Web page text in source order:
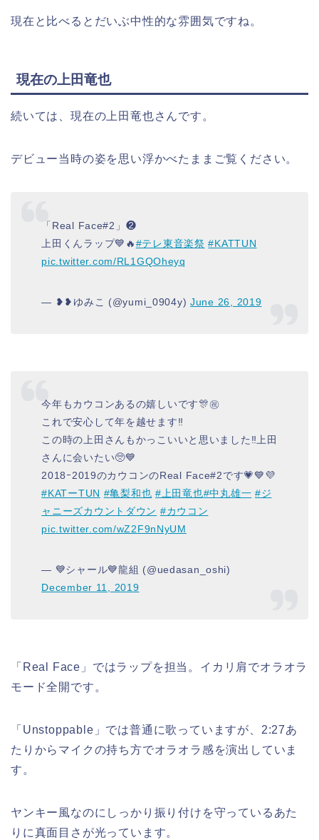
現在と比べるとだいぶ中性的な雰囲気ですね。
現在の上田竜也
続いては、現在の上田竜也さんです。
デビュー当時の姿を思い浮かべたままご覧ください。
「Real Face#2」❷
上田くんラップ💙🔥#テレ東音楽祭 #KATTUN
pic.twitter.com/RL1GQOheyq
— ❥︎❥︎ゆみこ (@yumi_0904y)June 26, 2019
今年もカウコンあるの嬉しいです🎊㊗
これで安心して年を越せます‼️
この時の上田さんもかっこいいと思いました‼️上田
さんに会いたい🥺💙
2018ｰ2019のカウコンのReal Face#2です💗💙💜
#KATーTUN #亀梨和也 #上田竜也#中丸雄一 #ジ
ャニーズカウントダウン #カウコン
pic.twitter.com/wZ2F9nNyUM
— 💙シャール💙龍組 (@uedasan_oshi)
December 11, 2019
「Real Face」ではラップを担当。イカリ肩でオラオラ
モード全開です。
「Unstoppable」では普通に歌っていますが、2:27あ
たりからマイクの持ち方でオラオラ感を演出していま
す。
ヤンキー風なのにしっかり振り付けを守っているあた
りに真面目さが光っています。